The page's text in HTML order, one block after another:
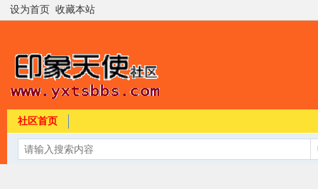
设为首页 收藏本站
社区首页